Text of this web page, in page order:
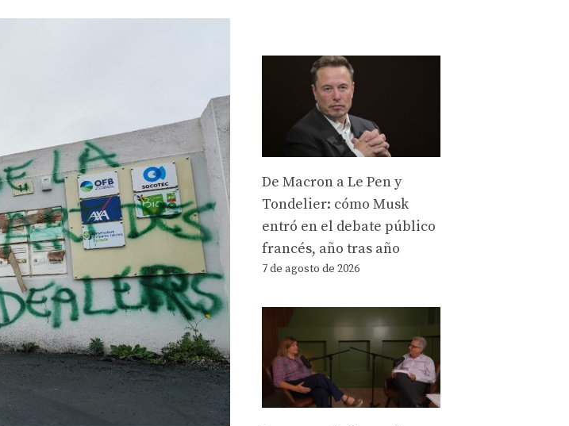
De Macron a Le Pen y
Tondelier: cómo Musk
entró en el debate público
francés, año tras año
7 de agosto de 2026